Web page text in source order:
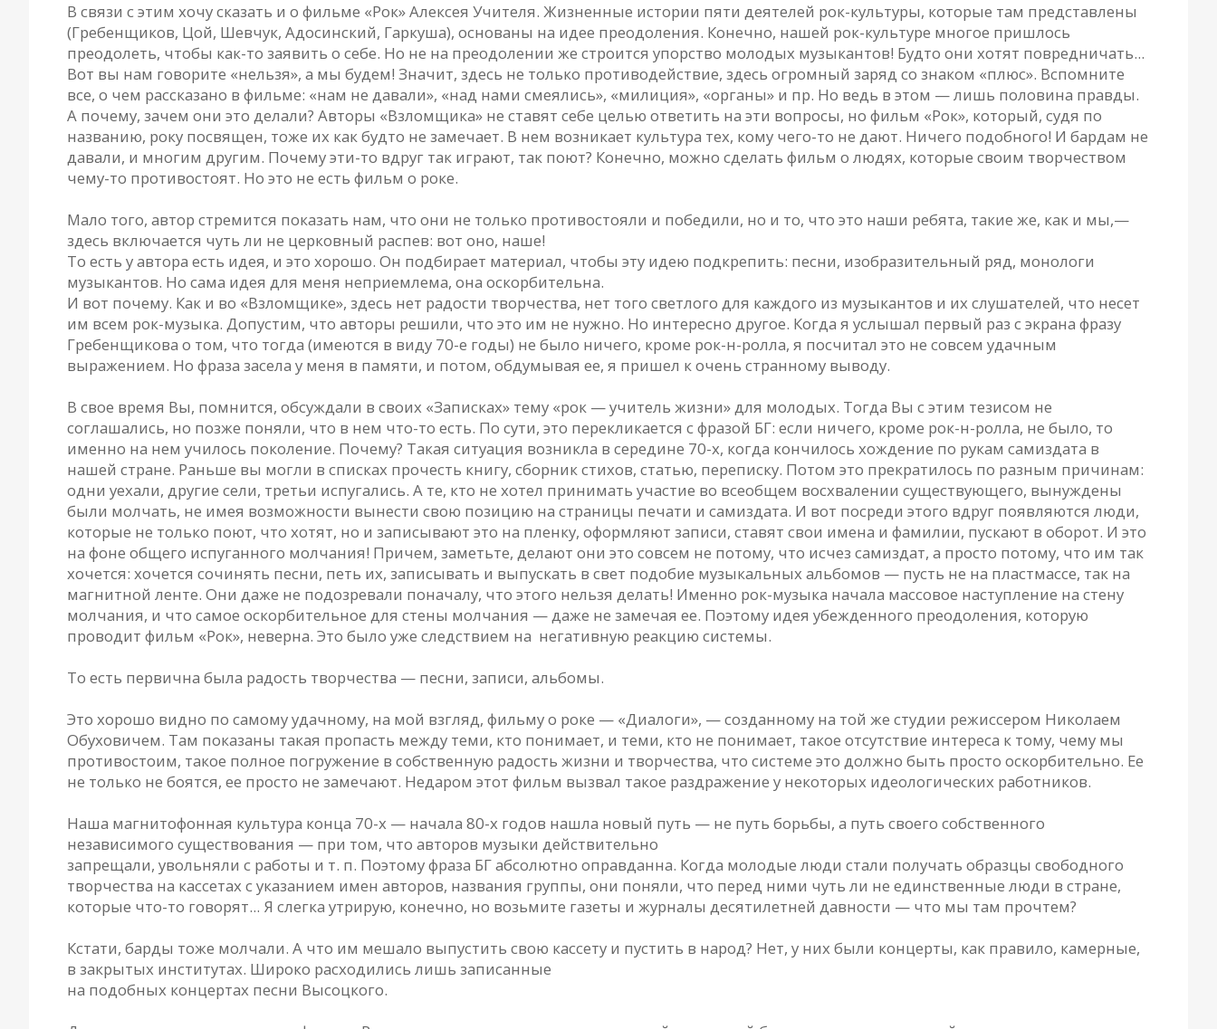
В связи с этим хочу сказать и о фильме «Рок» Алексея Учителя. Жизненные истории пяти деятелей рок-культуры, которые там представлены
(Гребенщиков, Цой, Шевчук, Адосинский, Гаркуша), основаны на идее преодоления. Конечно, нашей рок-культуре многое пришлось
преодолеть, чтобы как-то заявить о себе. Но не на преодолении же строится упорство молодых музыкантов! Будто они хотят повредничать...
Вот вы нам говорите «нельзя», а мы будем! Значит, здесь не только противодействие, здесь огромный заряд со знаком «плюс». Вспомните
все, о чем рассказано в фильме: «нам не давали», «над нами смеялись», «милиция», «органы» и пр. Но ведь в этом — лишь половина правды.
А почему, зачем они это делали? Авторы «Взломщика» не ставят себе целью ответить на эти вопросы, но фильм «Рок», который, судя по
названию, року посвящен, тоже их как будто не замечает. В нем возникает культура тех, кому чего-то не дают. Ничего подобного! И бардам не
давали, и многим другим. Почему эти-то вдруг так играют, так поют? Конечно, можно сделать фильм о людях, которые своим творчеством
чему-то противостоят. Но это не есть фильм о роке.
Мало того, автор стремится показать нам, что они не только противостояли и победили, но и то, что это наши ребята, такие же, как и мы,—
здесь включается чуть ли не церковный распев: вот оно, наше!
То есть у автора есть идея, и это хорошо. Он подбирает материал, чтобы эту идею подкрепить: песни, изобразительный ряд, монологи
музыкантов. Но сама идея для меня неприемлема, она оскорбительна.
И вот почему. Как и во «Взломщике», здесь нет радости творчества, нет того светлого для каждого из музыкантов и их слушателей, что несет
им всем рок-музыка. Допустим, что авторы решили, что это им не нужно. Но интересно другое. Когда я услышал первый раз с экрана фразу
Гребенщикова о том, что тогда (имеются в виду 70-е годы) не было ничего, кроме рок-н-ролла, я посчитал это не совсем удачным
выражением. Но фраза засела у меня в памяти, и потом, обдумывая ее, я пришел к очень странному выводу.
В свое время Вы, помнится, обсуждали в своих «Записках» тему «рок — учитель жизни» для молодых. Тогда Вы с этим тезисом не
соглашались, но позже поняли, что в нем что-то есть. По сути, это перекликается с фразой БГ: если ничего, кроме рок-н-ролла, не было, то
именно на нем училось поколение. Почему? Такая ситуация возникла в середине 70-х, когда кончилось хождение по рукам самиздата в
нашей стране. Раньше вы могли в списках прочесть книгу, сборник стихов, статью, переписку. Потом это прекратилось по разным причинам:
одни уехали, другие сели, третьи испугались. А те, кто не хотел принимать участие во всеобщем восхвалении существующего, вынуждены
были молчать, не имея возможности вынести свою позицию на страницы печати и самиздата. И вот посреди этого вдруг появляются люди,
которые не только поют, что хотят, но и записывают это на пленку, оформляют записи, ставят свои имена и фамилии, пускают в оборот. И это
на фоне общего испуганного молчания! Причем, заметьте, делают они это совсем не потому, что исчез самиздат, а просто потому, что им так
хочется: хочется сочинять песни, петь их, записывать и выпускать в свет подобие музыкальных альбомов — пусть не на пластмассе, так на
магнитной ленте. Они даже не подозревали поначалу, что этого нельзя делать! Именно рок-музыка начала массовое наступление на стену
молчания, и что самое оскорбительное для стены молчания — даже не замечая ее. Поэтому идея убежденного преодоления, которую
проводит фильм «Рок», неверна. Это было уже следствием на негативную реакцию системы.
То есть первична была радость творчества — песни, записи, альбомы.
Это хорошо видно по самому удачному, на мой взгляд, фильму о роке — «Диалоги», — созданному на той же студии режиссером Николаем
Обуховичем. Там показаны такая пропасть между теми, кто понимает, и теми, кто не понимает, такое отсутствие интереса к тому, чему мы
противостоим, такое полное погружение в собственную радость жизни и творчества, что системе это должно быть просто оскорбительно. Ее
не только не боятся, ее просто не замечают. Недаром этот фильм вызвал такое раздражение у некоторых идеологических работников.
Наша магнитофонная культура конца 70-х — начала 80-х годов нашла новый путь — не путь борьбы, а путь своего собственного
независимого существования — при том, что авторов музыки действительно
запрещали, увольняли с работы и т. п. Поэтому фраза БГ абсолютно оправданна. Когда молодые люди стали получать образцы свободного
творчества на кассетах с указанием имен авторов, названия группы, они поняли, что перед ними чуть ли не единственные люди в стране,
которые что-то говорят... Я слегка утрирую, конечно, но возьмите газеты и журналы десятилетней давности — что мы там прочтем?
Кстати, барды тоже молчали. А что им мешало выпустить свою кассету и пустить в народ? Нет, у них были концерты, как правило, камерные,
в закрытых институтах. Широко расходились лишь записанные
на подобных концертах песни Высоцкого.